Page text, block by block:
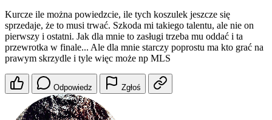
Kurcze ile można powiedzcie, ile tych koszulek jeszcze się
sprzedaje, że to musi trwać. Szkoda mi takiego talentu, ale nie on
pierwszy i ostatni. Jak dla mnie to zasługi trzeba mu oddać i ta
przewrotka w finale... Ale dla mnie starczy poprostu ma kto grać na
prawym skrzydle i tyle więc może np MLS
Odpowiedz Zgłoś